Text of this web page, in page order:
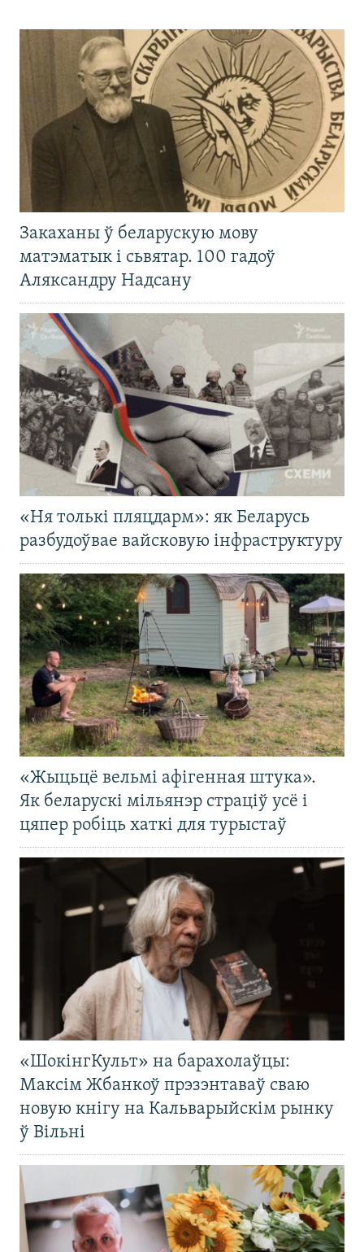
Закаханы ў беларускую мову
матэматык і сьвятар. 100 гадоў
Аляксандру Надсану
«Ня толькі пляцдарм»: як Беларусь
разбудоўвае вайсковую інфраструктуру
«Жыцьцё вельмі афігенная штука».
Як беларускі мільянэр страціў усё і
цяпер робіць хаткі для турыстаў
«ШокінгКульт» на барахолаўцы:
Максім Жбанкоў прэзэнтаваў сваю
новую кнігу на Кальварыйскім рынку
ў Вільні